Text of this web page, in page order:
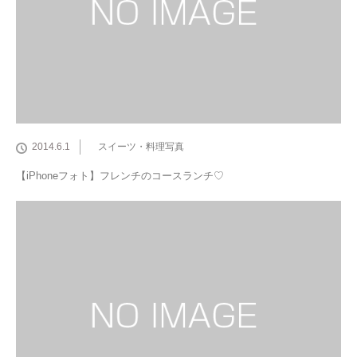
2014.6.1 スイーツ・料理写真
【iPhoneフォト】フレンチのコースランチ♡